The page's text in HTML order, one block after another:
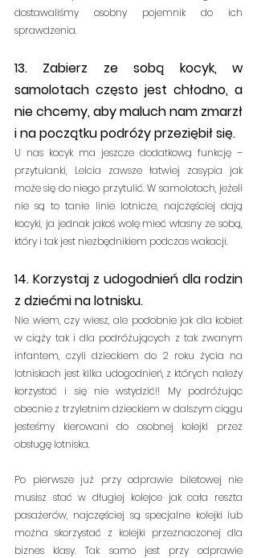
dostawaliśmy osobny pojemnik do ich
sprawdzenia.
13. Zabierz ze sobą kocyk, w
samolotach często jest chłodno, a
nie chcemy, aby maluch nam zmarzł
i na początku podróży przeziębił się.
U nas kocyk ma jeszcze dodatkową funkcję –
przytulanki, Lelcia zawsze łatwiej zasypia jak
może się do niego przytulić. W samolotach, jeżeli
nie są to tanie linie lotnicze, najczęściej dają
kocyki, ja jednak jakoś wolę mieć własny ze sobą,
który i tak jest niezbędnikiem podczas wakacji.
14. Korzystaj z udogodnień dla rodzin
z dziećmi na lotnisku.
Nie wiem, czy wiesz, ale podobnie jak dla kobiet
w ciąży tak i dla podróżujących z tak zwanym
infantem, czyli dzieckiem do 2 roku życia na
lotniskach jest kilka udogodnień, z których należy
korzystać i się nie wstydzić!! My podróżując
obecnie z trzyletnim dzieckiem w dalszym ciągu
jesteśmy kierowani do osobnej kolejki przez
obsługę lotniska.
Po pierwsze już przy odprawie biletowej nie
musisz stać w długiej kolejce jak cała reszta
pasażerów, najczęściej są specjalne kolejki lub
można skorzystać z kolejki przeznaczonej dla
biznes klasy. Tak samo jest przy odprawie